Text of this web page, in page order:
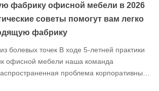
фабрику офисной мебели в 2026
советы помогут вам легко
фабрику
болевых точек В ходе 5-летней практики
офисной мебели наша команда
проблема корпоративных